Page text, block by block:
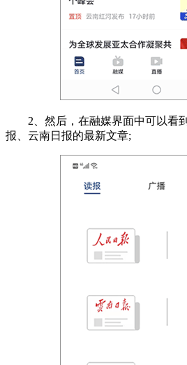
2、然后，在融媒界面中可以看到
报、云南日报的最新文章;